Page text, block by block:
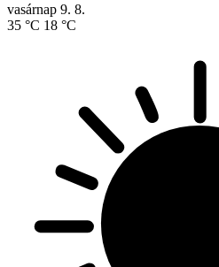
vasárnap 9. 8.
35 °C 18 °C